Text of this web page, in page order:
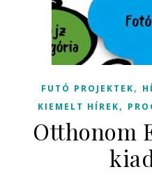
FUTÓ PROJEKTEK,
KIEMELT HÍREK,
Otthonom